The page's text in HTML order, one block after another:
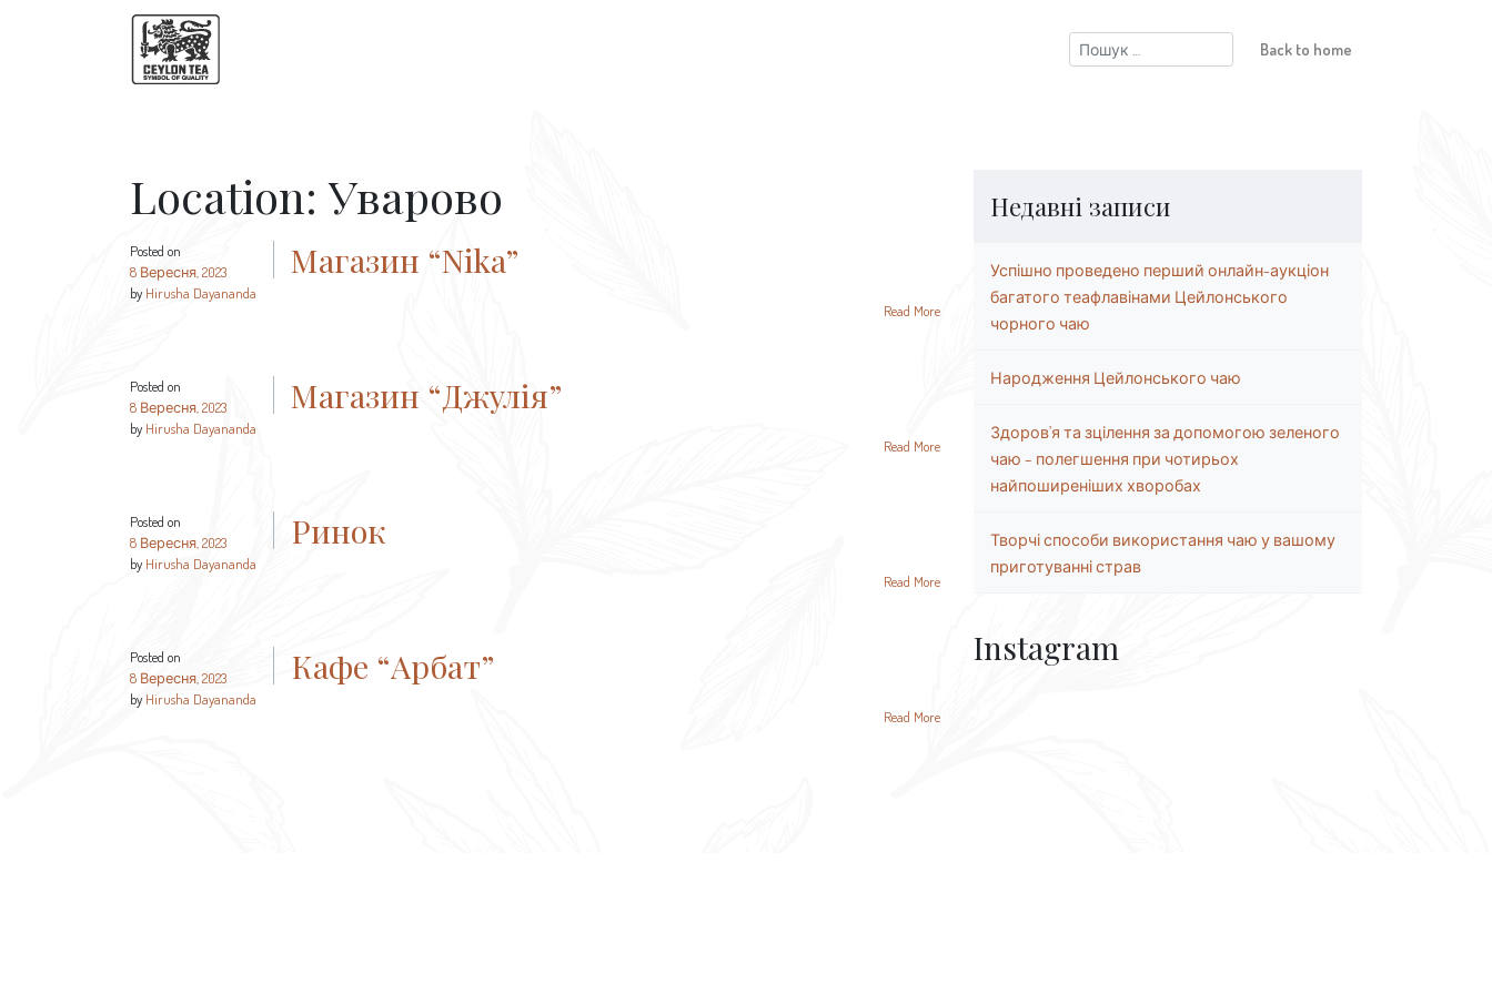
Пошук: Back to home
Location:Уварово
Posted on
8 Вересня, 2023
byHirusha Dayananda
Магазин “Nika”
Read More
Posted on
8 Вересня, 2023
by Hirusha Dayananda
Магазин “Джулія”
Read More
Posted on
8 Вересня, 2023
by Hirusha Dayananda
Ринок
Read More
Posted on
8 Вересня, 2023
by Hirusha Dayananda
Кафе “Арбат”
Read More
Недавні записи
Успішно проведено перший онлайн-аукціон
багатого теафлавінами Цейлонського
чорного чаю
Народження Цейлонського чаю
Здоров’я та зцілення за допомогою зеленого
чаю – полегшення при чотирьох
найпоширеніших хворобах
Творчі способи використання чаю у вашому
приготуванні страв
Instagram